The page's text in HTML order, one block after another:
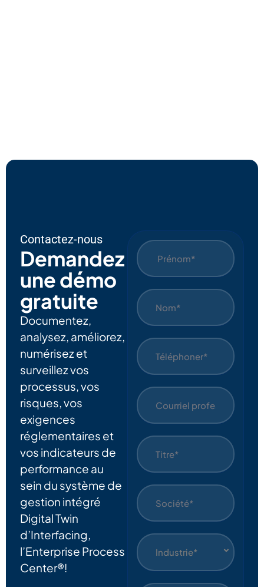
Contactez-nous
Demandez
une démo
gratuite
Documentez,
analysez, améliorez,
numérisez et
surveillez vos
processus, vos
risques, vos
exigences
réglementaires et
vos indicateurs de
performance au
sein du système de
gestion intégré
Digital Twin
d’Interfacing,
l’Enterprise Process
Center®!
Industrie*